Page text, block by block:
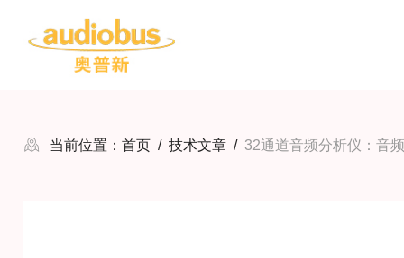
当前位置： 首页 / 技术文章 / 32通道音频分析仪：音